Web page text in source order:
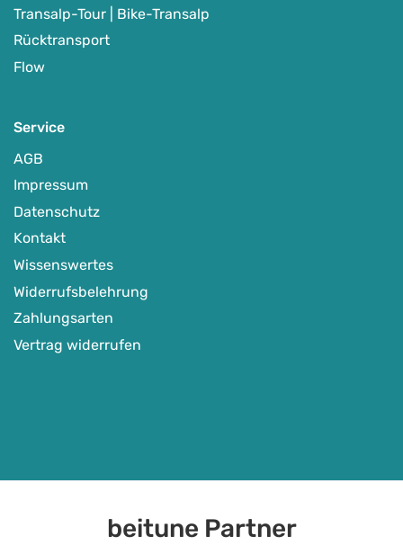
Transalp-Tour | Bike-Transalp
Rücktransport
Flow
Service
AGB
Impressum
Datenschutz
Kontakt
Wissenswertes
Widerrufsbelehrung
Zahlungsarten
Vertrag widerrufen
beitune Partner